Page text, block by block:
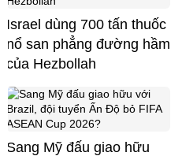
Israel dùng 700 tấn thuốc
nổ san phẳng đường hầm
của Hezbollah
Sang Mỹ đấu giao hữu